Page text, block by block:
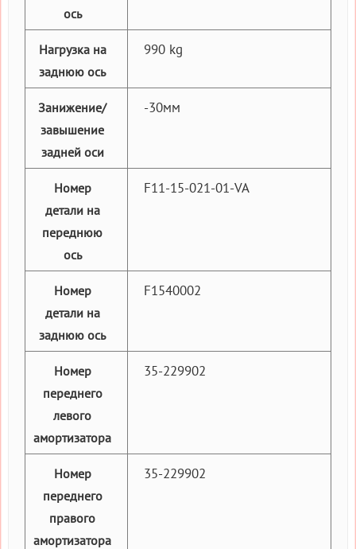
ось
Нагрузка на
заднюю ось
990 kg
Занижение/
завышение
задней оси
-30мм
Номер
детали на
переднюю
ось
F11-15-021-01-VA
Номер
детали на
заднюю ось
F1540002
Номер
переднего
левого
амортизатора
35-229902
Номер
переднего
правого
амортизатора
35-229902